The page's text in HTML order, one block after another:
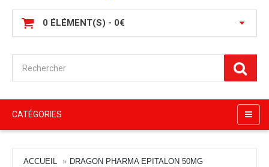
0 ÉLÉMENT(S) - 0€
CATÉGORIES
ACCUEIL DRAGON PHARMA EPITALON 50MG